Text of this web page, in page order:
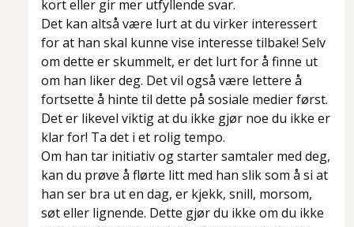
kort eller gir mer utfyllende svar.
Det kan altså være lurt at du virker interessert
for at han skal kunne vise interesse tilbake! Selv
om dette er skummelt, er det lurt for å finne ut
om han liker deg. Det vil også være lettere å
fortsette å hinte til dette på sosiale medier først.
Det er likevel viktig at du ikke gjør noe du ikke er
klar for! Ta det i et rolig tempo.
Om han tar initiativ og starter samtaler med deg,
kan du prøve å flørte litt med han slik som å si at
han ser bra ut en dag, er kjekk, snill, morsom,
søt eller lignende. Dette gjør du ikke om du ikke